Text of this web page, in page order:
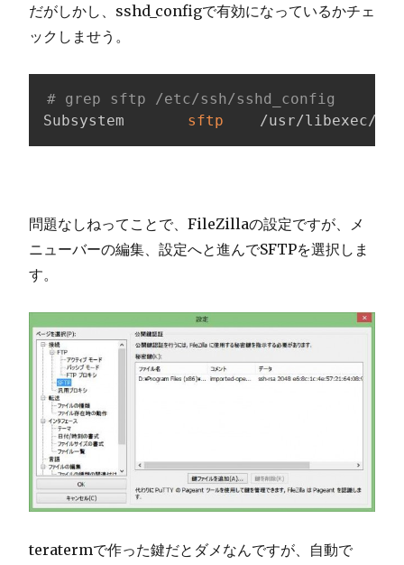
だがしかし、sshd_configで有効になっているかチェ
ックしませう。
# grep sftp /etc/ssh/sshd_config
Subsystem sftp
/usr/libexec/
問題なしねってことで、FileZillaの設定ですが、メ
ニューバーの編集、設定へと進んでSFTPを選択しま
す。
teratermで作った鍵だとダメなんですが、自動で